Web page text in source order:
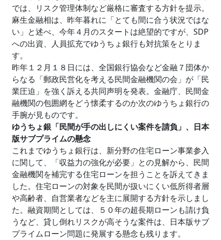
では、リスク管理体制など厳格に審査する方針を提示。
麻生金融相は、昨年暮れに「とても間に合う状況ではな
い」と述べ、今年４月のスタートは絶望的ですが、SDP
への出資、人員拡充でゆうちょ銀行も対抗策をとりま
す。
昨年１２月１８日には、全国銀行協会など金融７団体か
らなる「郵政民営化を考える民間金融機関の会」が「民
業圧迫」を強く訴える共同声明を発表。金融庁、民間金
融機関の包囲網をどう懐柔するのか次のゆうちょ銀行の
手腕が見ものです。
ゆうちょ銀「民間が手の出しにくい案件を請負」、日本
版サブプライムの懸念
これまでゆうちょ銀行は、新分野の住宅ローン事業参入
に関して、「収益力の強化が必要」との見解から、民間
金融機関を補完する住宅ローンを担うことを訴えてきま
した。住宅ローンの対象を民間が扱いにくい低所得者層
や高齢者、自営業者などを主に展開する方針を示しまし
た。融資期間としては、５０年の超長期ローンも請け負
うなど、貸し倒れリスクが高そうな案件は、日本版サブ
プライムローン問題に発展する懸念も残ります。